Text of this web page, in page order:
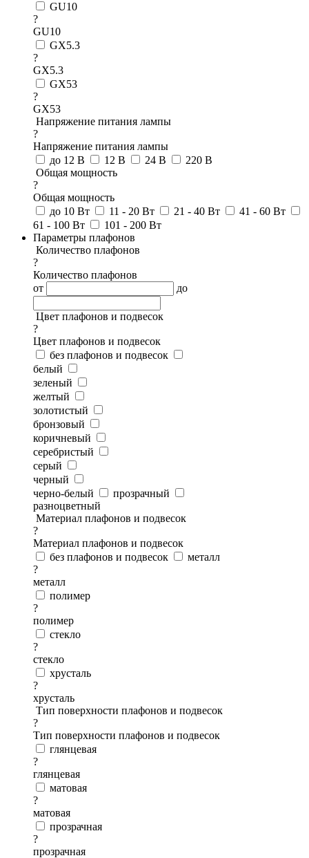
GU10
?
GU10
GX5.3
?
GX5.3
GX53
?
GX53
Напряжение питания лампы
?
Напряжение питания лампы
до 12 В
12 В 24 В
220 В
Общая мощность
?
Общая мощность
до 10 Вт
11 - 20 Вт 21 - 40 Вт
41 - 60 Вт
61 - 100 Вт
101 - 200 Вт
Параметры плафонов
Количество плафонов
?
Количество плафонов
от
до
Цвет плафонов и подвесок
?
Цвет плафонов и подвесок
без плафонов и подвесок
белый
зеленый
желтый
золотистый
бронзовый
коричневый
серебристый
серый
черный
черно-белый
прозрачный
разноцветный
Материал плафонов и подвесок
?
Материал плафонов и подвесок
без плафонов и подвесок
металл
?
металл
полимер
?
полимер
стекло
?
стекло
хрусталь
?
хрусталь
Тип поверхности плафонов и подвесок
?
Тип поверхности плафонов и подвесок
глянцевая
?
глянцевая
матовая
?
матовая
прозрачная
?
прозрачная